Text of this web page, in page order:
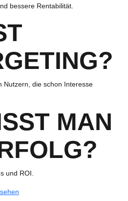
bessere Rentabilität.
Nutzern, die schon Interesse
MAN
und ROI.